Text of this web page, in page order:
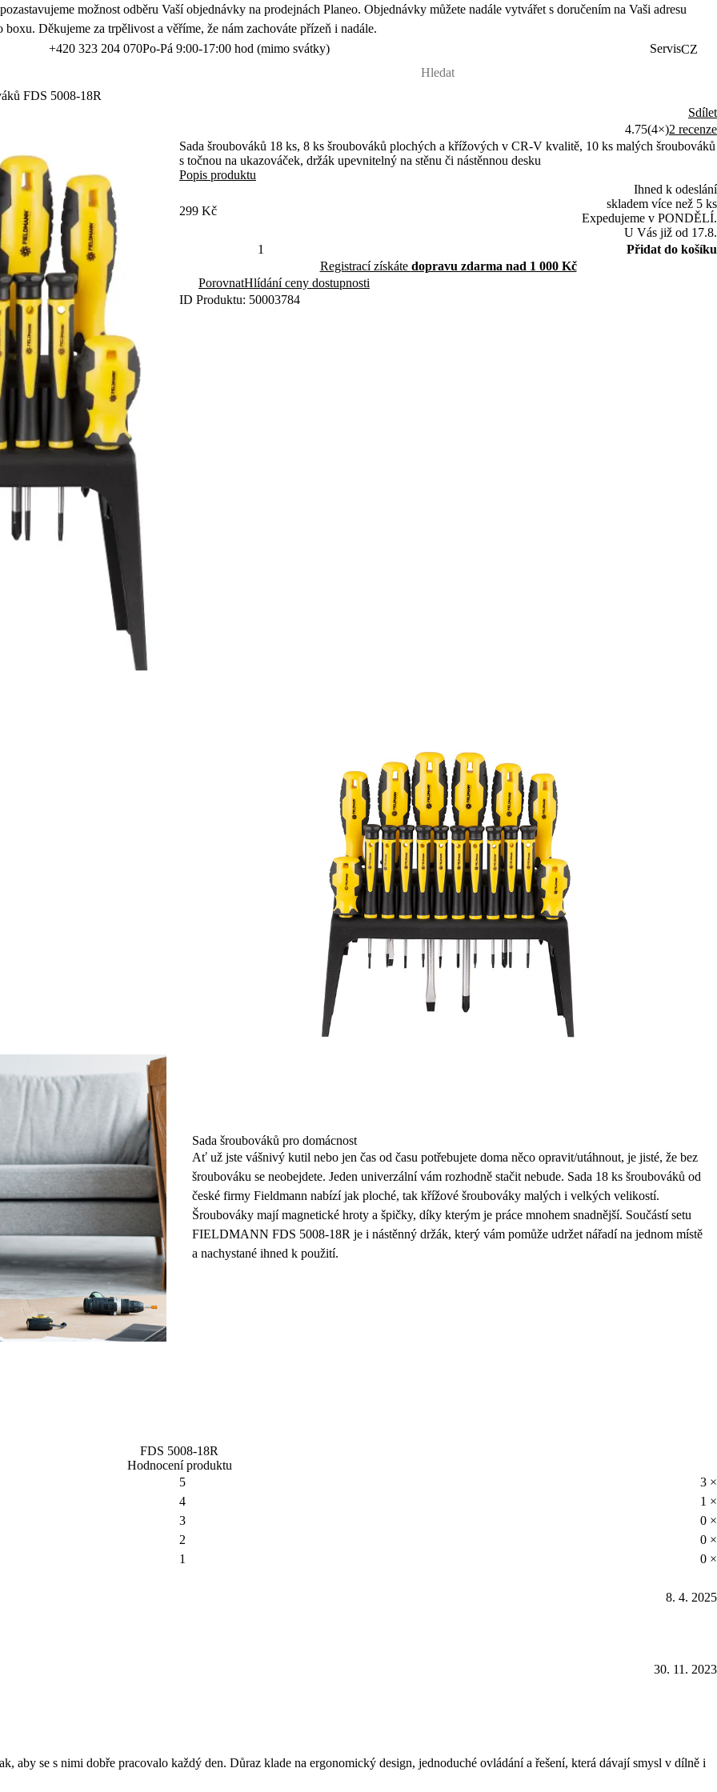
možnost odběru Vaší objednávky na prodejnách Planeo. Objednávky můžete nadále vytvářet s doručením na Vaši adresu
boxu. Děkujeme za trpělivost a věříme, že nám zachováte přízeň i nadále.
+420 323 204 070Po-Pá 9:00-17:00 hod (mimo svátky) ServisCZ
FDS 5008-18R
Sdílet
4.75(4×)2 recenze
Sada šroubováků 18 ks, 8 ks šroubováků plochých a křížových v CR-V kvalitě, 10 ks malých šroubováků
s točnou na ukazováček, držák upevnitelný na stěnu či nástěnnou desku
Popis produktu
299 Kč
Ihned k odeslání
skladem více než 5 ks
Expedujeme v PONDĚLÍ.
U Vás již od 17.8.
Přidat do košíku
Registrací získáte dopravu zdarma nad 1 000 Kč
PorovnatHlídání ceny dostupnosti
ID Produktu: 50003784
Sada šroubováků pro domácnost
Ať už jste vášnivý kutil nebo jen čas od času potřebujete doma něco opravit/utáhnout, je jisté, že bez
šroubováku se neobejdete. Jeden univerzální vám rozhodně stačit nebude. Sada 18 ks šroubováků od
české firmy Fieldmann nabízí jak ploché, tak křížové šroubováky malých i velkých velikostí.
Šroubováky majímagnetické hroty a špičky, díky kterým je práce mnohem snadnější. Součástí setu
FIELDMANN FDS 5008-18R je i nástěnný držák, který vám pomůže udržet nářadí na jednom místě
a nachystané ihned k použití.
FDS 5008-18R
Hodnocení produktu
5
3 ×
4
1 ×
3
0 ×
2
0 ×
1
0 ×
8. 4. 2025
30. 11. 2023
aby se s nimi dobře pracovalo každý den. Důraz klade na ergonomický design, jednoduché ovládání a řešení, která dávají smysl v dílně i